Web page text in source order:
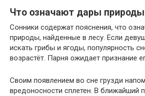
Что означают дары природы
Сонники содержат пояснения, что
природы, найденные в лесу. Если
искать грибы и ягоды, популярность
возрастёт. Парня ожидает признание
Своим появлением во сне грузди
вредоносности сплетен. В ближайший